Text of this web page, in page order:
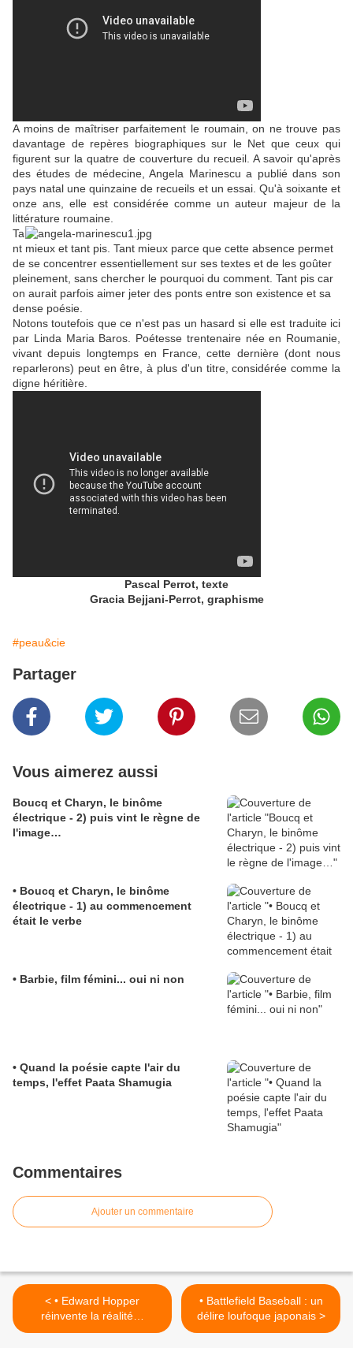
A moins de maîtriser parfaitement le roumain, on ne trouve pas
davantage de repères biographiques sur le Net que ceux qui
figurent sur la quatre de couverture du recueil. A savoir qu'après
des études de médecine, Angela Marinescu a publié dans son
pays natal une quinzaine de recueils et un essai. Qu'à soixante et
onze ans, elle est considérée comme un auteur majeur de la
littérature roumaine.
Ta
nt mieux et tant pis. Tant mieux parce que cette absence permet
de se concentrer essentiellement sur ses textes et de les goûter
pleinement, sans chercher le pourquoi du comment. Tant pis car
on aurait parfois aimer jeter des ponts entre son existence et sa
dense poésie.
Notons toutefois que ce n'est pas un hasard si elle est traduite ici
par Linda Maria Baros. Poétesse trentenaire née en Roumanie,
vivant depuis longtemps en France, cette dernière (dont nous
reparlerons) peut en être, à plus d'un titre, considérée comme la
digne héritière.
Pascal Perrot, texte
Gracia Bejjani-Perrot, graphisme
#peau&cie
Partager
Vous aimerez aussi
Boucq et Charyn, le binôme
électrique - 2) puis vint le règne de
l'image…
• Boucq et Charyn, le binôme
électrique - 1) au commencement
était le verbe
• Barbie, film fémini... oui ni non
• Quand la poésie capte l'air du
temps, l'effet Paata Shamugia
Commentaires
Ajouter un commentaire
< • Edward Hopper
réinvente la réalité…
• Battlefield Baseball : un
délire loufoque japonais >